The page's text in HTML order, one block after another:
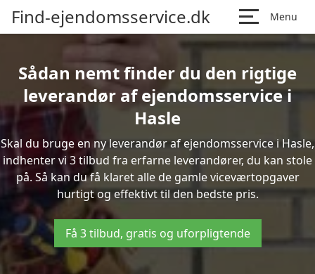
Find-ejendomsservice.dk Menu
Sådan nemt finder du den rigtige
leverandør af ejendomsservice i
Hasle
Skal du bruge en ny leverandør af ejendomsservice i Hasle,
indhenter vi 3 tilbud fra erfarne leverandører, du kan stole
på. Så kan du få klaret alle de gamle viceværtopgaver
hurtigt og effektivt til den bedste pris.
Få 3 tilbud, gratis og uforpligtende